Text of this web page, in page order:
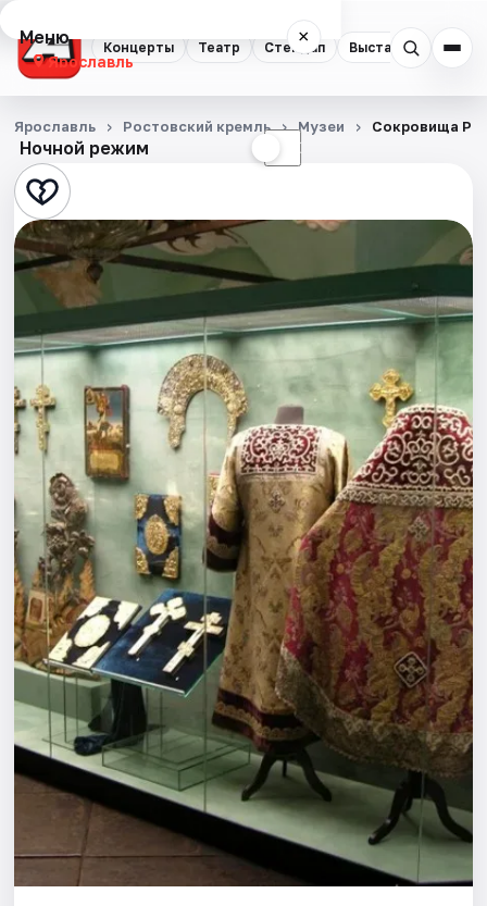
Концерты Театр Стендап Выставки
Меню ×
Ярославль
Концерты
Театр
Стендап
Выставки
Квесты
Экскурсии
События
Города
Площадки
Артисты
Рейтинги
Ночной режим ☾
Ярославль Ростовский кремль Музеи Сокровища